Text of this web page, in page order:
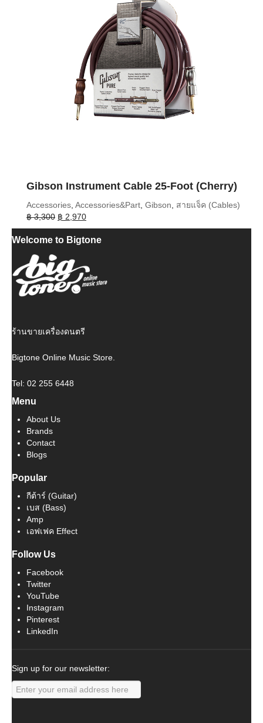
Gibson Instrument Cable 25-Foot (Cherry)
Accessories, Accessories&Part, Gibson, สายแจ็ค (Cables)
฿3,300 Original
price
was:
฿ 2,970Current
price
is:
Welcome to Bigtone
ร้านขายเครื่องดนตรี
Bigtone Online Music Store.
Tel: 02 255 6448
Menu
About Us
Brands
Contact
Blogs
Popular
กีต้าร์ (Guitar)
เบส (Bass)
Amp
เอฟเฟค Effect
Follow Us
Facebook
Twitter
YouTube
Instagram
Pinterest
LinkedIn
Sign up for our newsletter: